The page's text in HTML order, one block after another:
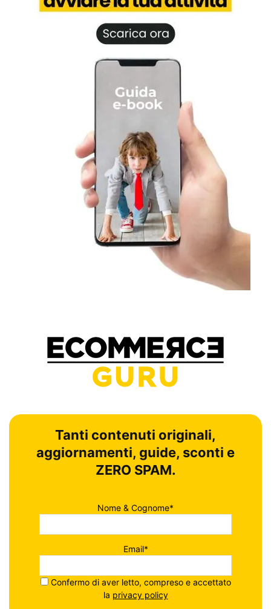
Tanti contenuti originali,
aggiornamenti, guide, sconti e
ZERO SPAM.
Nome & Cognome*
Email*
Confermo di aver letto, compreso e accettato
la privacy policy